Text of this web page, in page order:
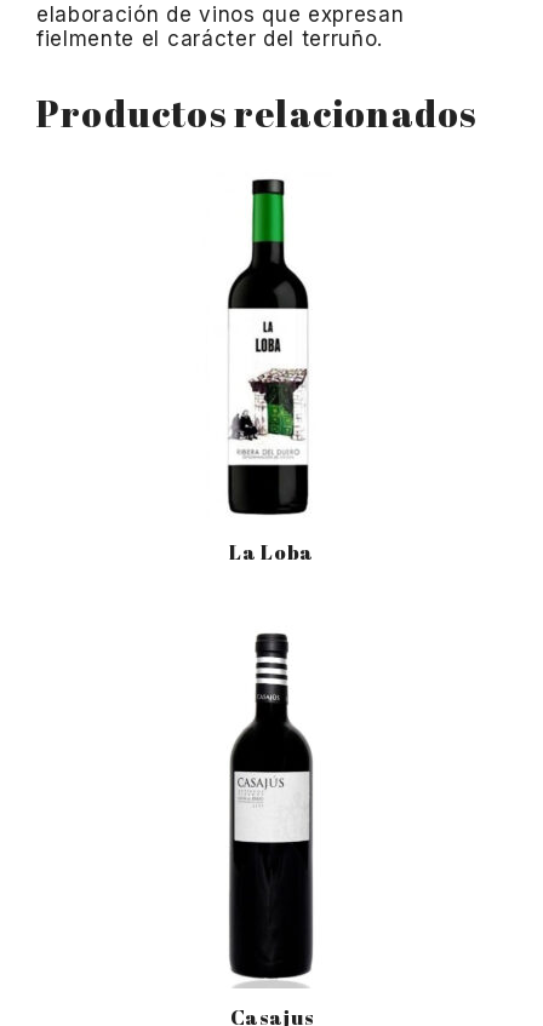
elaboración de vinos que expresan
fielmente el carácter del terruño.
Productos relacionados
La Loba
Casajus